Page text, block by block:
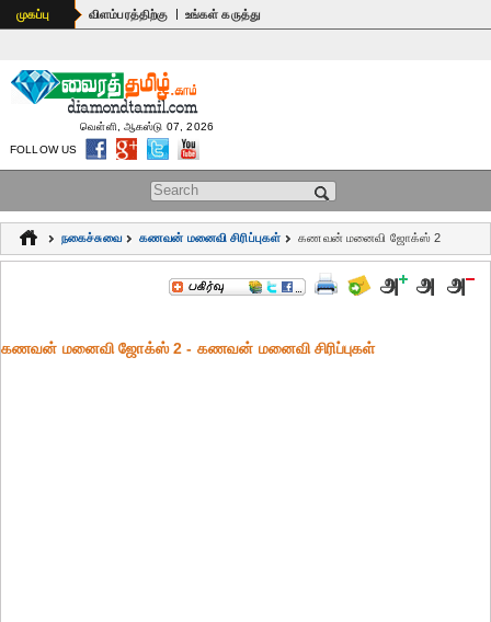
முகப்பு விளம்பரத்திற்கு | உங்கள் கருத்து
Search form
வெள்ளி, ஆகஸ்டு 07, 2026
FOLLOW US
நகைச்சுவை கணவன் மனைவி சிரிப்புகள் கணவன் மனைவி ஜோக்ஸ் 2
கணவன் மனைவி ஜோக்ஸ் 2 - கணவன் மனைவி சிரிப்புகள்